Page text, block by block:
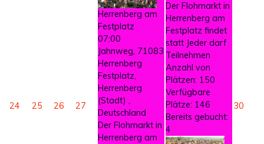
24 25 26 27
Herrenberg am
Festplatz
07:00
Jahnweg, 71083
Herrenberg
Festplatz,
Herrenberg
(Stadt) ,
Deutschland
Der Flohmarkt in
Herrenberg am
Der Flohmarkt in
Herrenberg am
Festplatz findet
statt Jeder darf
Teilnehmen
Anzahl von
Plätzen: 150
Verfügbare
Plätze: 146
Bereits gebucht:
4
30